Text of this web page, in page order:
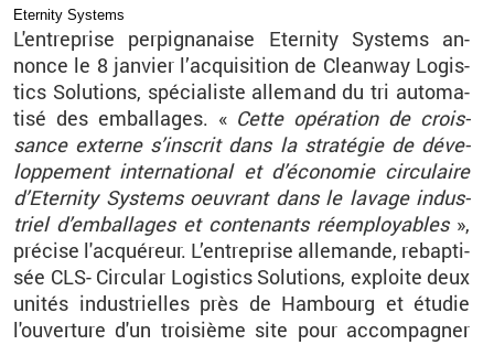
Eter­nity Sys­tems
L'en­tre­prise per­pi­gna­naise Eter­nity Sys­tems an­
nonce le 8 jan­vier l’ac­qui­si­tion de Clean­way Lo­gis­
tics So­lu­tions, spé­cia­liste al­le­mand du tri au­to­ma­
tisé des em­bal­lages. « Cette opé­ra­tion de crois­
sance ex­terne s’ins­crit dans la stra­té­gie de dé­ve­
lop­pe­ment in­ter­na­tio­nal et d’éco­no­mie cir­cu­laire
d’Eter­nity Sys­tems oeu­vrant dans le la­vage in­dus­
triel d’em­bal­lages et conte­nants ré­em­ployables »,
pré­cise l'ac­qué­reur. L’en­tre­prise al­le­mande, re­bap­ti­
sée CLS- Cir­cu­lar Lo­gis­tics So­lu­tions, ex­ploite deux
uni­tés in­dus­trielles près de Ham­bourg et étu­die
l'ou­ver­ture d'un troi­sième site pour ac­com­pa­gner